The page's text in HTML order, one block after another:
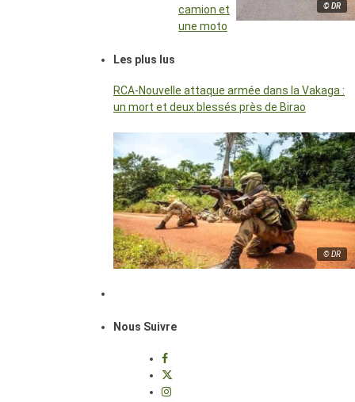
© DR
camion et
une moto
Les plus lus
RCA-Nouvelle attaque armée dans la Vakaga :
un mort et deux blessés près de Birao
© DR
Nous Suivre